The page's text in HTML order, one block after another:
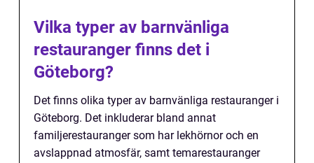
Vilka typer av barnvänliga
restauranger finns det i
Göteborg?
Det finns olika typer av barnvänliga restauranger i
Göteborg. Det inkluderar bland annat
familjerestauranger som har lekhörnor och en
avslappnad atmosfär, samt temarestauranger